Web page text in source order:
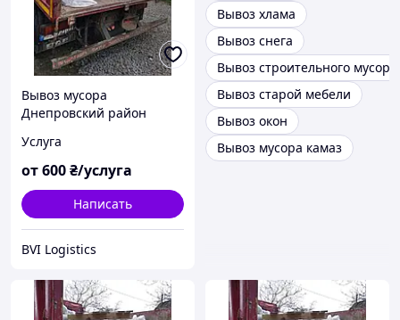
Вывоз мусора
Днепровский район
Услуга
от600₴/услуга
Написать
BVI Logistics
Вывоз хлама
Вывоз снега
Вывоз строительного
Вывоз старой мебели
Вывоз окон
Вывоз мусора камаз